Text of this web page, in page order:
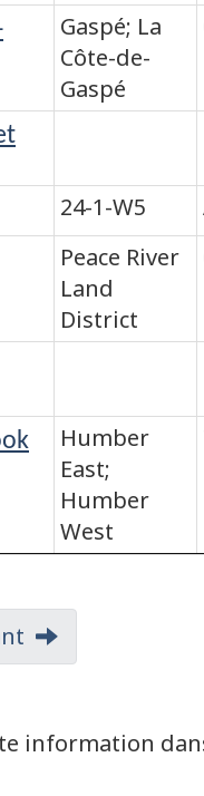
Gaspé; La
Côte-de-
Gaspé
24-1-W5
Peace River
Land
District
Humber
East;
Humber
West
information